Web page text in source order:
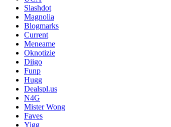
Slashdot
Magnolia
Blogmarks
Current
Meneame
Oknotizie
Diigo
Funp
Hugg
Dealspl.us
N4G
Mister Wong
Faves
Yigg